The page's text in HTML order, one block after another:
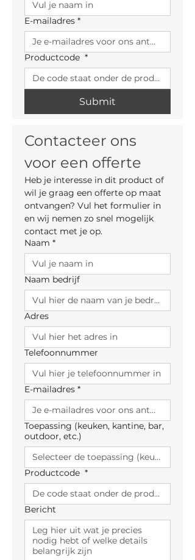
E-mailadres *
Productcode *
Submit
Contacteer ons
voor een offerte
Heb je interesse in dit product of
wil je graag een offerte op maat
ontvangen? Vul het formulier in
en wij nemen zo snel mogelijk
contact met je op.
Naam *
Naam bedrijf
Adres
Telefoonnummer
E-mailadres *
Toepassing (keuken, kantine, bar,
outdoor, etc.)
Productcode *
Bericht